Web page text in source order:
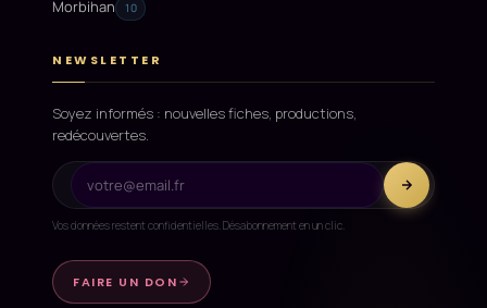
Morbihan 10
NEWSLETTER
Soyez informés : nouvelles fiches, productions,
redécouvertes.
Vos données restent confidentielles. Désabonnement en un clic.
FAIRE UN DON